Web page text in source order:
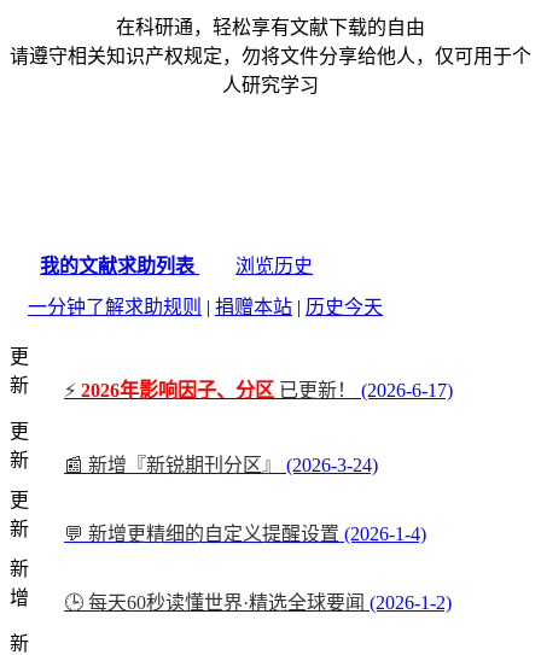
Parkinson’s Disease-Overview
Current Investigations in Agriculture and Current
在科研通，轻松享有文献下载的自由
请遵守相关知识产权规定，勿将文件分享给他人，仅可用于个
人研究学习
我的文献求助列表
浏览历史
一分钟了解求助规则 | 捐赠本站 | 历史今天
更
新
⚡ 2026年影响因子、分区 已更新！
(2026-6-17)
更
新
📰 新增『新锐期刊分区』
(2026-3-24)
更
新
💬 新增更精细的自定义提醒设置 (2026-1-4)
新
增
🕒 每天60秒读懂世界·精选全球要闻 (2026-1-2)
新